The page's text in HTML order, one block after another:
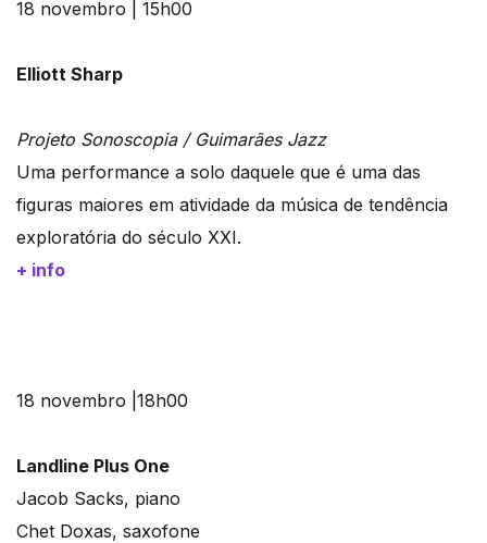
18 novembro | 15h00
Elliott Sharp
Projeto Sonoscopia / Guimarães Jazz
Uma performance a solo daquele que é uma das
figuras maiores em atividade da música de tendência
exploratória do século XXI.
+ info
18 novembro |18h00
Landline Plus One
Jacob Sacks, piano
Chet Doxas, saxofone